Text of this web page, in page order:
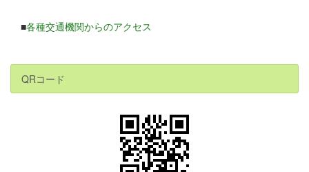
■各種交通機関からのアクセス
QRコード